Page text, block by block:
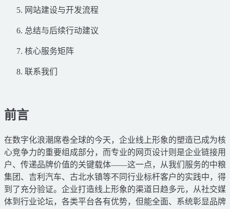
网站建设与开发流程
总结与后续行动建议
核心服务矩阵
联系我们
前言
在数字化浪潮席卷全球的今天，企业线上形象的塑造已成为核
心竞争力的重要组成部分，而专业的网页设计则是企业链接用
户、传递品牌价值的关键载体——这一点，从我们服务的中粮
集团、吉利汽车、古北水镇等不同行业标杆客户的实践中，得
到了充分验证。企业打造线上形象的渠道日趋多元，从社交媒
体到行业论坛，各类平台各有优势，但能全面、系统彰显品牌